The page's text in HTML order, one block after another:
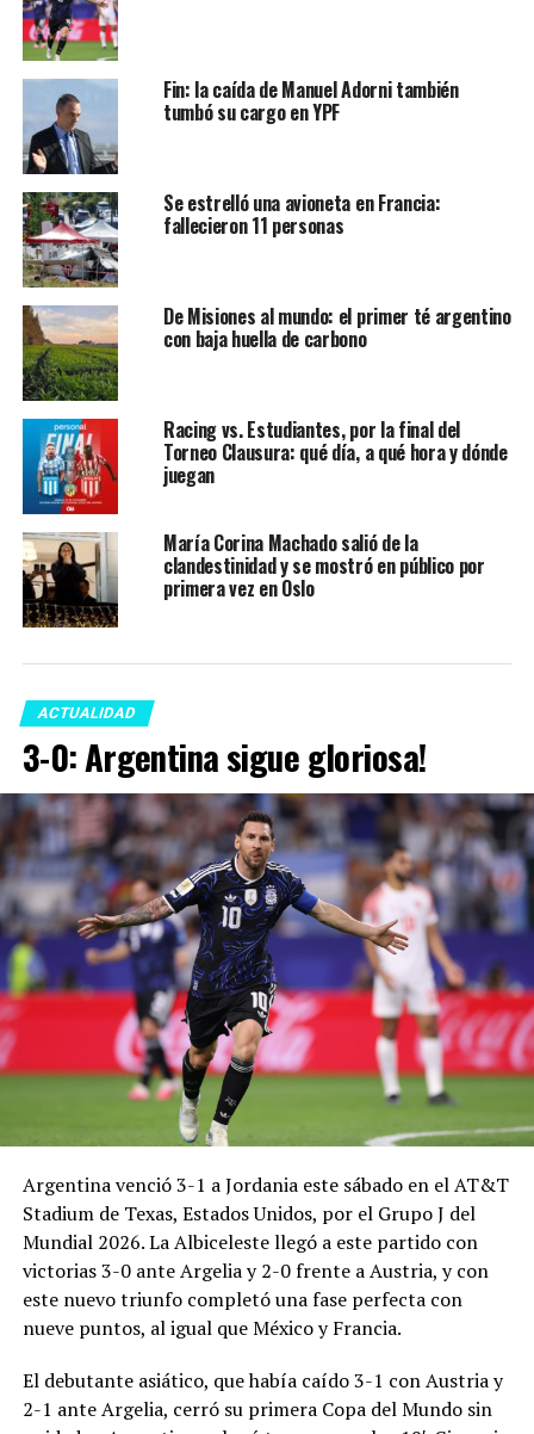
Fin: la caída de Manuel Adorni también
tumbó su cargo en YPF
Se estrelló una avioneta en Francia:
fallecieron 11 personas
De Misiones al mundo: el primer té argentino
con baja huella de carbono
Racing vs. Estudiantes, por la final del
Torneo Clausura: qué día, a qué hora y dónde
juegan
María Corina Machado salió de la
clandestinidad y se mostró en público por
primera vez en Oslo
ACTUALIDAD
3-0: Argentina sigue gloriosa!
Argentina venció 3-1 a Jordania este sábado en el AT&T
Stadium de Texas, Estados Unidos, por el Grupo J del
Mundial 2026. La Albiceleste llegó a este partido con
victorias 3-0 ante Argelia y 2-0 frente a Austria, y con
este nuevo triunfo completó una fase perfecta con
nueve puntos, al igual que México y Francia.
El debutante asiático, que había caído 3-1 con Austria y
2-1 ante Argelia, cerró su primera Copa del Mundo sin